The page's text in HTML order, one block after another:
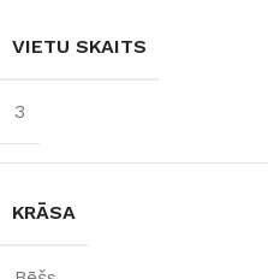
VIETU SKAITS
3
KRĀSA